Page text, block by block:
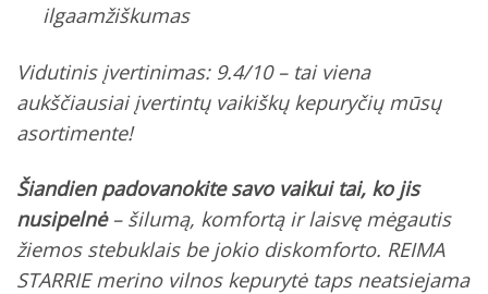
ilgaamžiškumas
Vidutinis įvertinimas: 9.4/10 – tai viena
aukščiausiai įvertintų vaikiškų kepuryčių mūsų
asortimente!
Šiandien padovanokite savo vaikui tai, ko jis
nusipelnė– šilumą, komfortą ir laisvę mėgautis
žiemos stebuklais be jokio diskomforto. REIMA
STARRIE merino vilnos kepurytė taps neatsiejama